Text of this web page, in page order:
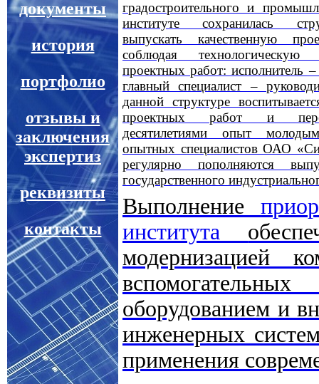
документы
история
портфолио
отзывы и
заключения
экспертиз
реквизиты
контакты
градостроительного и
институте сохранилась
выпускать качественную
соблюдая
проектных работ: исполнитель
главный специалист –
данной структуре
проектных работ и
десятилетиями опыт
опытных специалистов ОАО
регулярно пополняются
государственного
Выполнение
института
модернизацией
оборудованием и
инженерных
применения